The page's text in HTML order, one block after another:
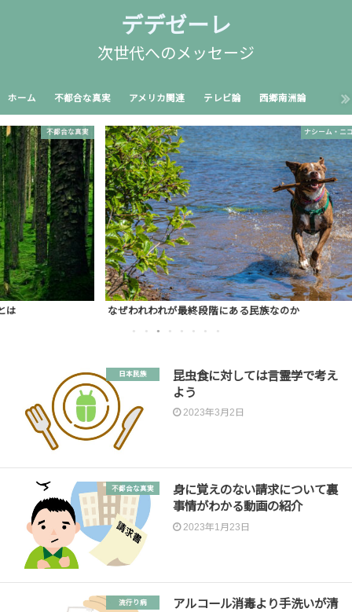
デデゼーレ
次世代へのメッセージ
ホーム 不都合な真実 アメリカ関連 テレビ論 西郷南洲論
実 ナシーム・ニコラス・タレブ
なぜわれわれが最終段階にある民族なのか
1 2 3 4 5 6 7 8
日本民族
昆虫食に対しては言霊学で考え
よう
2023年3月2日
不都合な真実
身に覚えのない請求について裏
事情がわかる動画の紹介
2023年1月23日
流行り病
アルコール消毒より手洗いが清